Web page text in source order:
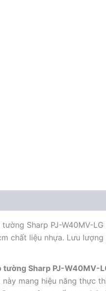
tường Sharp PJ-W40MV-
chất liệu nhựa. Lưu
tường Sharp PJ-W40MV-
này mang hiệu năng thực